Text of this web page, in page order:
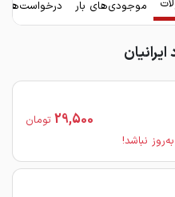
موجودی‌های بار
29,500 تومان
نباشد!